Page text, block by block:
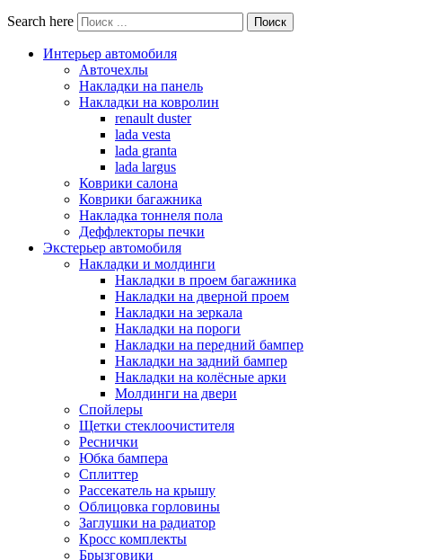
Search here Поиск
Интерьер автомобиля
Авточехлы
Накладки на панель
Накладки на ковролин
renault duster
lada vesta
lada granta
lada largus
Коврики салона
Коврики багажника
Накладка тоннеля пола
Деффлекторы печки
Экстерьер автомобиля
Накладки и молдинги
Накладки в проем багажника
Накладки на дверной проем
Накладки на зеркала
Накладки на пороги
Накладки на передний бампер
Накладки на задний бампер
Накладки на колёсные арки
Молдинги на двери
Спойлеры
Щетки стеклоочистителя
Реснички
Юбка бампера
Сплиттер
Рассекатель на крышу
Облицовка горловины
Заглушки на радиатор
Кросс комплекты
Брызговики